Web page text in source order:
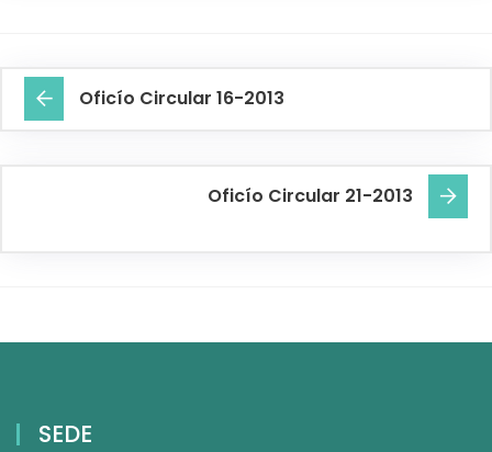
Oficío Circular 16-2013
Oficío Circular 21-2013
SEDE